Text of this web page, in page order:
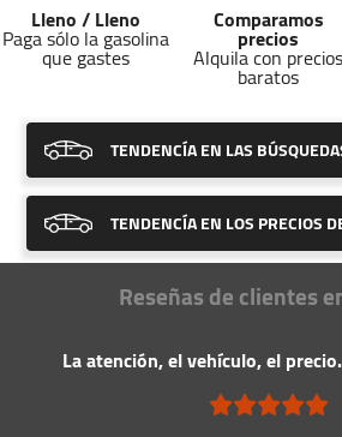
Lleno / Lleno
Paga sólo la gasolina
que gastes
Comparamos
precios
Alquila con precios
baratos
TENDENCÍA EN LAS
Hemos detectado
en las
localidad.
Nuestra
Reservar pronto,
vehículo.
TENDENCÍA EN LOS PRECIOS
los precios de
Nuestra
Es un buen
evite subidas si se
Reseñas de clientes
La atención, el vehículo, el